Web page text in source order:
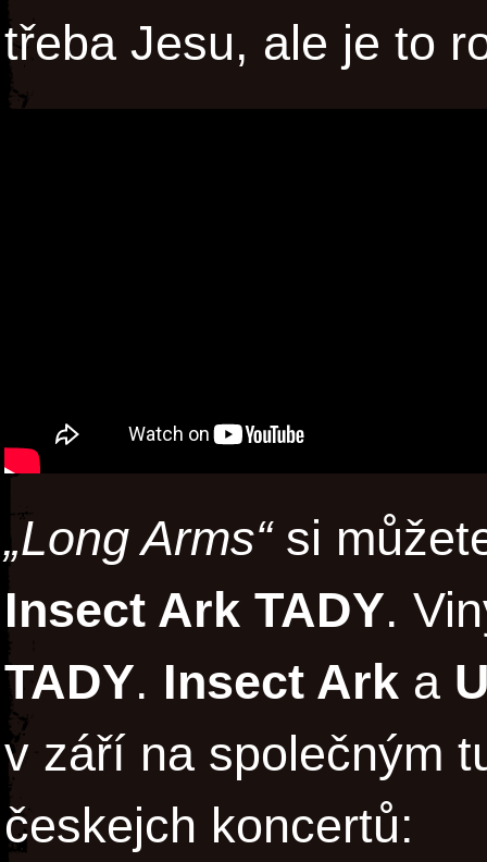
třeba Jesu, ale je to
„Long Arms“si
Insect Ark TADY.
TADY. Insect Ark a
v září na společným
českejch koncertů: